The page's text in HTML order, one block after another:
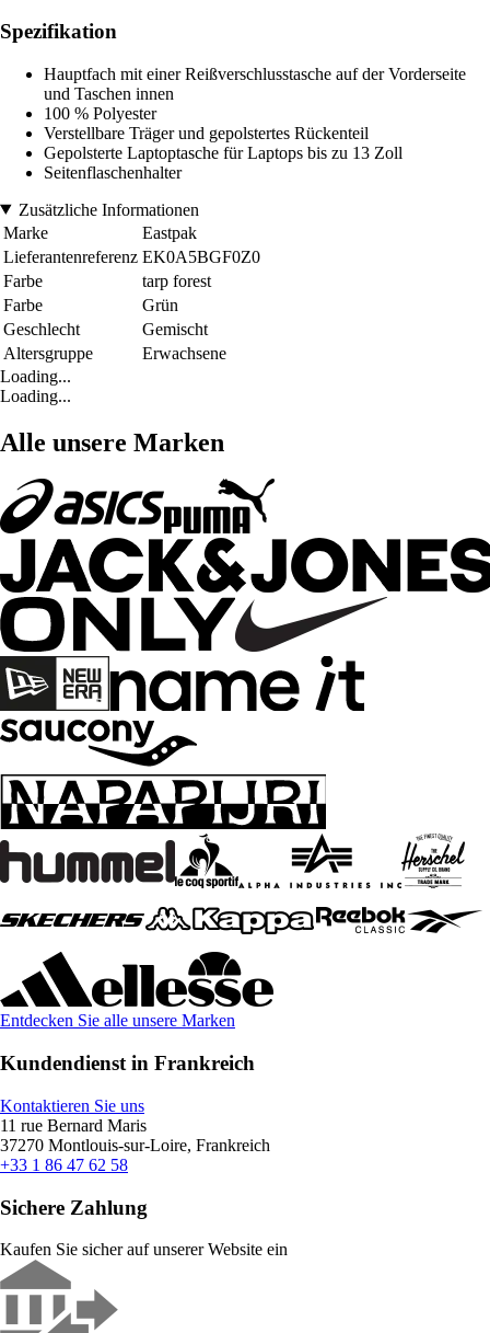
Spezifikation
Hauptfach mit einer Reißverschlusstasche auf der Vorderseite
und Taschen innen
100 % Polyester
Verstellbare Träger und gepolstertes Rückenteil
Gepolsterte Laptoptasche für Laptops bis zu 13 Zoll
Seitenflaschenhalter
Zusätzliche Informationen
Marke
Eastpak
Lieferantenreferenz EK0A5BGF0Z0
Farbe
tarp forest
Farbe
Grün
Geschlecht
Gemischt
Altersgruppe
Erwachsene
Loading...
Loading...
Alle unsere Marken
Entdecken Sie alle unsere Marken
Kundendienst in Frankreich
Kontaktieren Sie uns
11 rue Bernard Maris
37270 Montlouis-sur-Loire, Frankreich
+33 1 86 47 62 58
Sichere Zahlung
Kaufen Sie sicher auf unserer Website ein